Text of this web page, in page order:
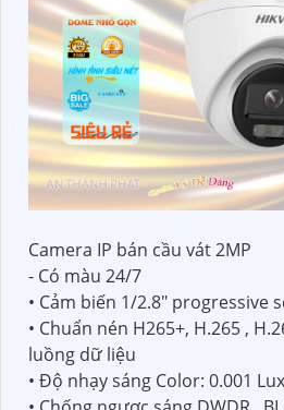
Camera IP bán cầu vát 2MP
- Có màu 24/7
• Cảm biến 1/2.8" progressive
• Chuẩn nén H265+, H.265 ,
luồng dữ liệu
• Độ nhạy sáng Color: 0.001 Lux